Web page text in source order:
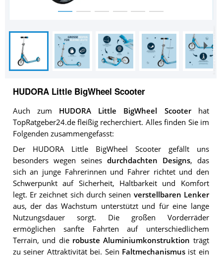
HUDORA Little BigWheel Scooter
Auch zum HUDORA Little BigWheel Scooterhat
TopRatgeber24.de fleißig recherchiert. Alles finden Sie im
Folgenden zusammengefasst:
Der HUDORA Little BigWheel Scooter gefällt uns
besonders wegen seines durchdachten Designs, das
sich an junge Fahrerinnen und Fahrer richtet und den
Schwerpunkt auf Sicherheit, Haltbarkeit und Komfort
legt. Er zeichnet sich durch seinen verstellbaren Lenker
aus, der das Wachstum unterstützt und für eine lange
Nutzungsdauer sorgt. Die großen Vorderräder
ermöglichen sanfte Fahrten auf unterschiedlichem
Terrain, und die robuste Aluminiumkonstruktion trägt
zu seiner Attraktivität bei. Sein Faltmechanismusist ein